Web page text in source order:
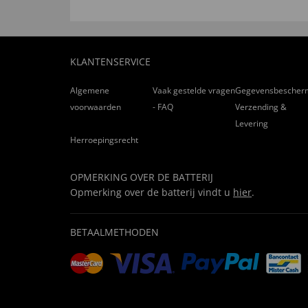
28.11.2016
“Gute Creme”
nuttig (1) niet nuttig (
KLANTENSERVICE
Algemene
voorwaarden
Vaak gestelde vragen
- FAQ
Verzending &
Levering
Herroepingsrecht
OPMERKING OVER DE BATTERIJ
Opmerking over de batterij vindt u hier.
BETAALMETHODEN